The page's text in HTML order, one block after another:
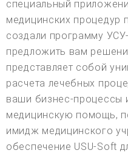
специальный
медицинских процедур
создали программу
предложить вам
представляет собой
расчета лечебных
ваши бизнес-процессы
медицинскую помощь,
имидж медицинского
обеспечение USU-Soft